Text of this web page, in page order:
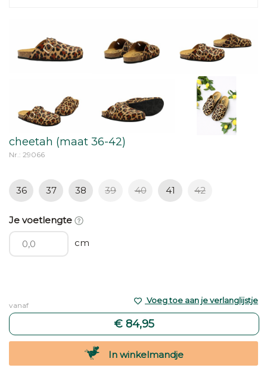
cheetah (maat 36-42)
Nr.: 29066
36 37 38 39 40 41 42
Je voetlengte
cm
vanaf
€ 84,95
Voeg toe aan je verlanglijstje
In winkelmandje